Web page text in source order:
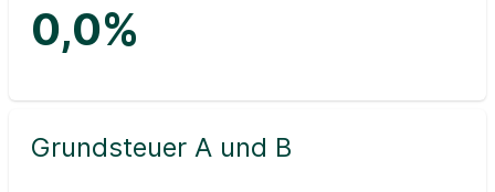
0,0%
Grundsteuer A und B